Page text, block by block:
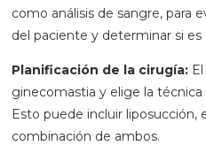
como análisis de sangre, para
del paciente y determinar si es
Planificación de la cirugía:
ginecomastia y elige la
Esto puede incluir liposucción,
combinación de ambos.